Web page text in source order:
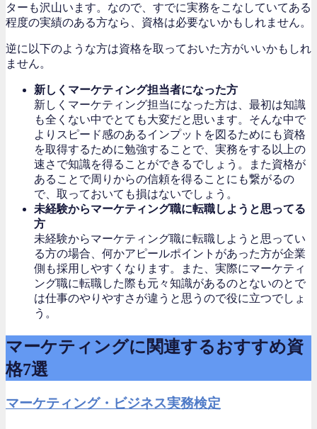
ターも沢山います。なので、すでに実務をこなしていてある
程度の実績のある方なら、資格は必要ないかもしれません。
逆に以下のような方は資格を取っておいた方がいいかもしれ
ません。
新しくマーケティング担当者になった方
新しくマーケティング担当になった方は、最初は知識
も全くない中でとても大変だと思います。そんな中で
よりスピード感のあるインプットを図るためにも資格
を取得するために勉強することで、実務をする以上の
速さで知識を得ることができるでしょう。また資格が
あることで周りからの信頼を得ることにも繋がるの
で、取っておいても損はないでしょう。
未経験からマーケティング職に転職しようと思ってる
方
未経験からマーケティング職に転職しようと思ってい
る方の場合、何かアピールポイントがあった方が企業
側も採用しやすくなります。また、実際にマーケティ
ング職に転職した際も元々知識があるのとないのとで
は仕事のやりやすさが違うと思うので役に立つでしょ
う。
マーケティングに関連するおすすめ資
格7選
マーケティング・ビジネス実務検定